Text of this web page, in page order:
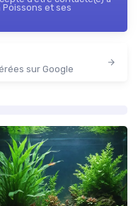
Poissons et ses
sur Google